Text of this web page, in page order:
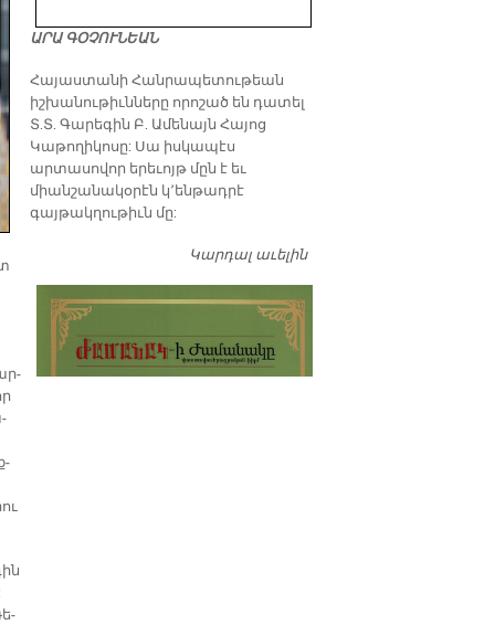
ԱՐԱ ԳՕՉՈՒՆԵԱՆ
​Հայաստանի Հանրապետութեան
իշխանութիւնները որոշած են դատել
Տ.Տ. Գարեգին Բ. Ամենայն Հայոց
Կաթողիկոսը: Սա իսկապէս
արտասովոր երեւոյթ մըն է եւ
միանշանակօրէն կ՚ենթադրէ
գայթակղութիւն մը:
Կարդալ աւելինԴատել…